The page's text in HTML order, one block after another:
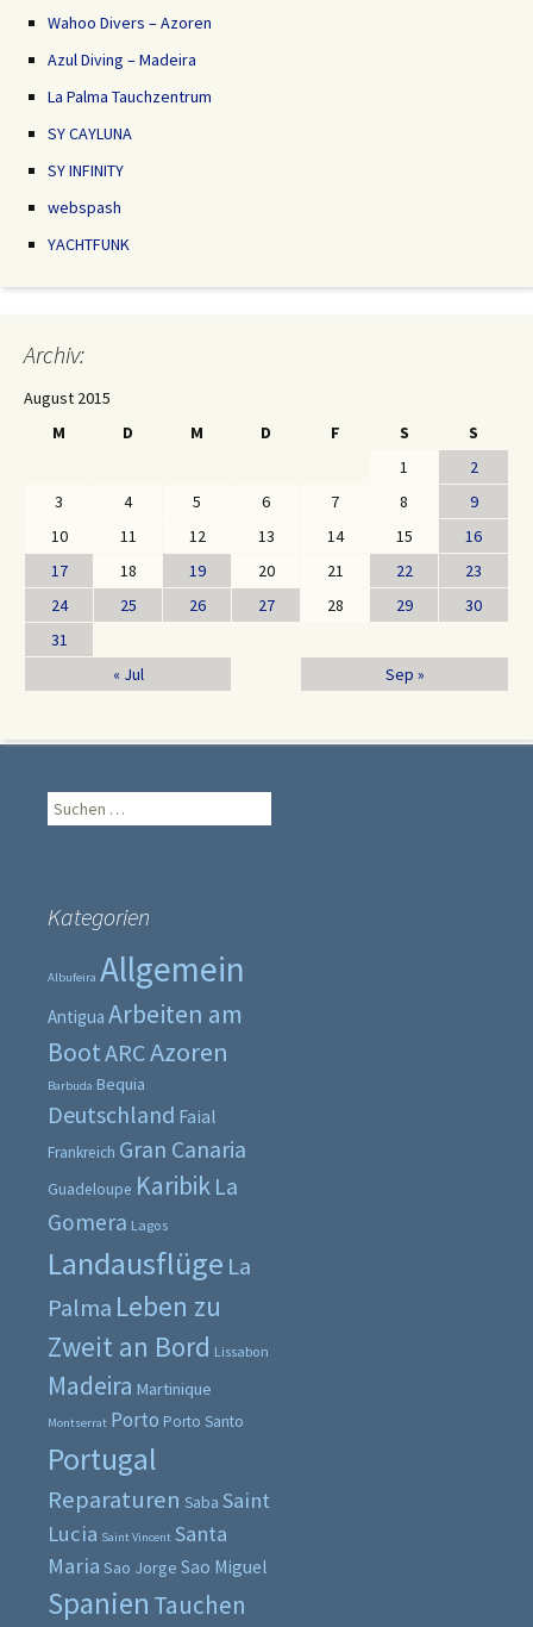
Wahoo Divers – Azoren
Azul Diving – Madeira
La Palma Tauchzentrum
SY CAYLUNA
SY INFINITY
webspash
YACHTFUNK
Archiv:
August 2015
M
D M D F S S
« Jul Sep »
1
2
3
4 5 6 7 8
9
10
11 12 13 14 15
16
17
18 19 20 21 22
23
24
25 26 27 28 29
30
31
Suche
nach:
Kategorien
Albufeira Allgemein
Antigua Arbeiten am
BootARCAzoren
Barbuda Bequia
Deutschland Faial
Frankreich Gran Canaria
Guadeloupe Karibik La
Gomera Lagos
Landausflüge La
Palma Leben zu
Zweit an Bord Lissabon
Madeira Martinique
Montserrat Porto Porto Santo
Portugal
Reparaturen Saba Saint
Lucia Saint Vincent Santa
Maria Sao Jorge Sao Miguel
Spanien Tauchen